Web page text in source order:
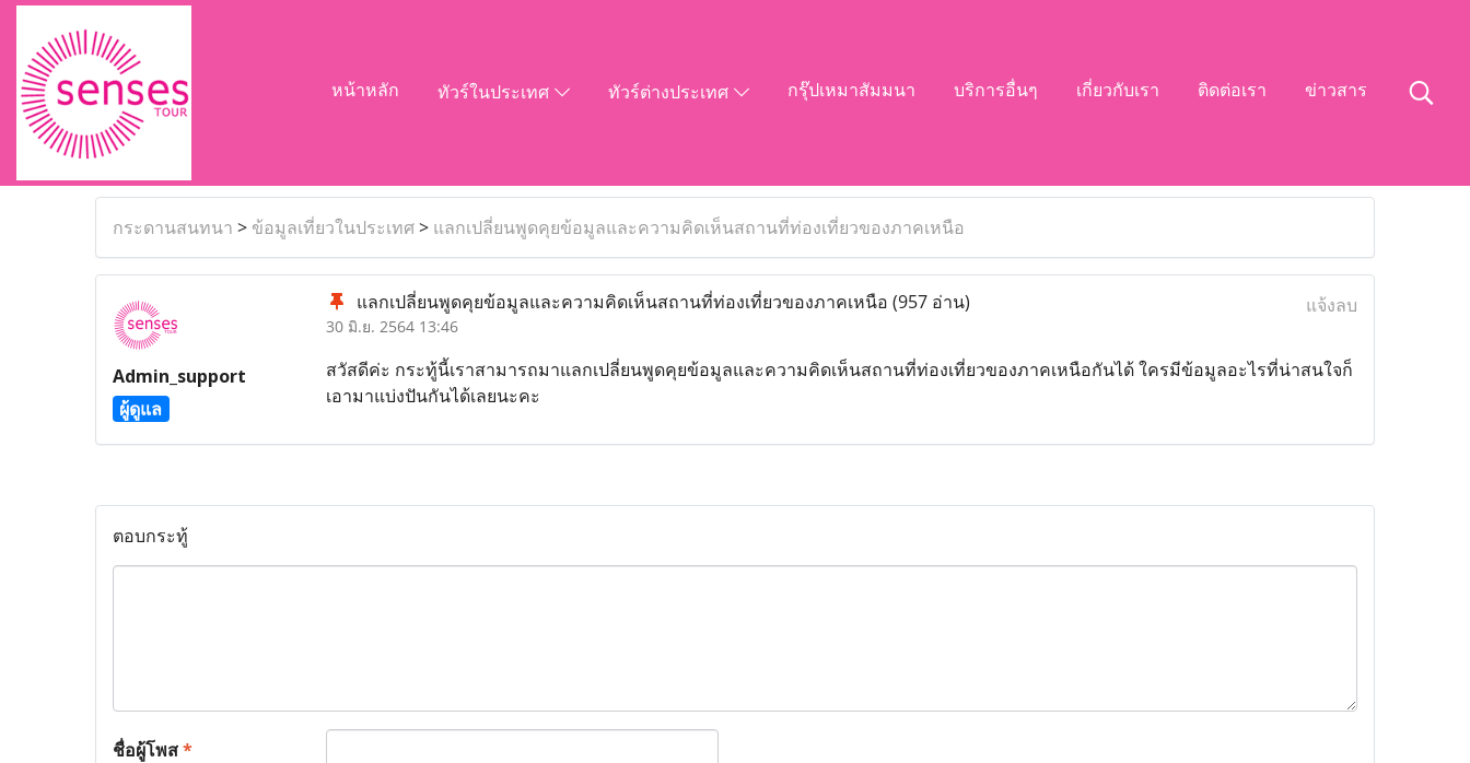
หน้าหลัก ทัวร์ในประเทศ ทัวร์ต่างประเทศ กรุ๊ปเหมาสัมมนา บริการอื่นๆ เกี่ยวกับเรา ติดต่อเรา ข่าวสาร
กระดานสนทนา > ข้อมูลเที่ยวในประเทศ> แลกเปลี่ยนพูดคุยข้อมูลและความคิดเห็นสถานที่ท่องเที่ยวของภาคเหนือ
Admin_support
ผู้ดูแล
แลกเปลี่ยนพูดคุยข้อมูลและความคิดเห็นสถานที่ท่องเที่ยวของภาคเหนือ (957 อ่าน)
30 มิ.ย. 2564 13:46
แจ้งลบ
สวัสดีค่ะ กระทู้นี้เราสามารถมาแลกเปลี่ยนพูดคุยข้อมูลและความคิดเห็นสถานที่ท่องเที่ยวของภาคเหนือกันได้ ใครมีข้อมูลอะไรที่น่าสนใจก็
เอามาแบ่งปันกันได้เลยนะคะ
ตอบกระทู้
ชื่อผู้โพส*